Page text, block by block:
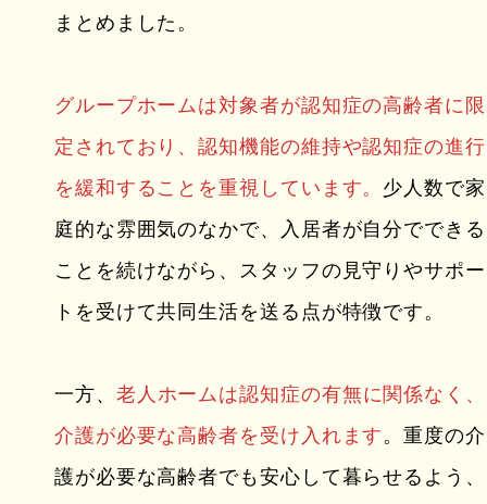
まとめました。
グループホームは対象者が認知症の高齢者に限
定されており、認知機能の維持や認知症の進行
を緩和することを重視しています。 少人数で家
庭的な雰囲気のなかで、入居者が自分でできる
ことを続けながら、スタッフの見守りやサポー
トを受けて共同生活を送る点が特徴です。
一方、 老人ホームは認知症の有無に関係なく、
介護が必要な高齢者を受け入れます 。重度の介
護が必要な高齢者でも安心して暮らせるよう、